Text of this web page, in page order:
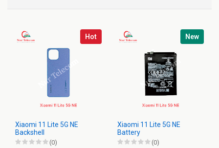
Hot
Xiaomi 11 Lite 5G NE
Backshell
(0)
New
Xiaomi 11 Lite 5G NE
Battery
(0)